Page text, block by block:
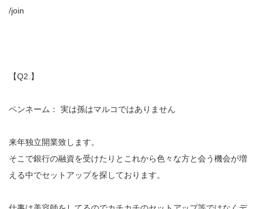
/join
【Q2.】
ペンネーム： 実は孫はマルコではありません
来年独立開業致します。
そこで銀行の融資を受けたりとこれから色々な方と会う機会が増
える中でセットアップを探しております。